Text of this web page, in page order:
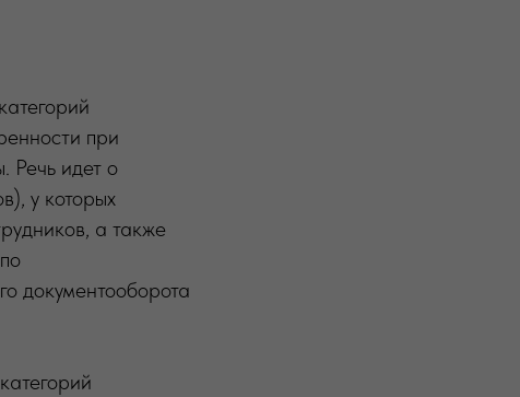
при
Речь идет о
у которых
а также
документооборота